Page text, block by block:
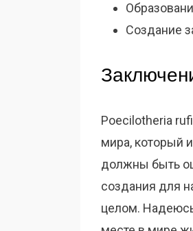
Создание
Poecilotheria
мира, который
должны быть
создания для
целом.